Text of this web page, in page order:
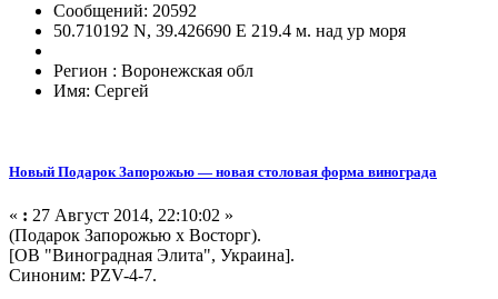
Сообщений: 20592
50.710192 N, 39.426690 E 219.4 м. над ур моря
Регион : Воронежская обл
Имя: Сергей
Новый Подарок Запорожью — новая столовая форма винограда
« : 27 Август 2014, 22:10:02 »
(Подарок Запорожью х Восторг).
[ОВ "Виноградная Элита", Украина].
Синоним: PZV-4-7.